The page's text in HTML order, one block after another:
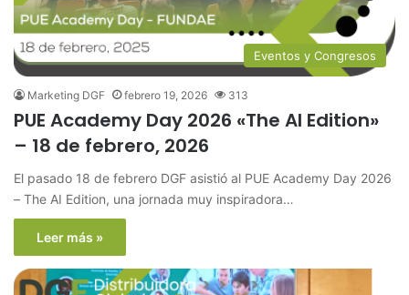
Eventos y Congresos
Marketing DGF febrero 19, 2026 313
PUE Academy Day 2026 «The AI Edition»
– 18 de febrero, 2026
El pasado 18 de febrero DGF asistió al PUE Academy Day 2026
– The AI Edition, una jornada muy inspiradora…
Leer más »